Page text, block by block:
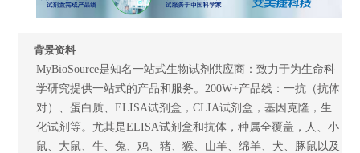
背景资料
MyBioSource是知名一站式生物试剂供应商：致力于为生命科
学研究提供一站式的产品和服务。200W+产品线：一抗（抗体
对）、蛋白质、ELISA试剂盒，CLIA试剂盒，基因克隆，生
化试剂等。尤其是ELISA试剂盒和抗体，种属全覆盖，人、小
鼠、大鼠、牛、兔、鸡、猪、猴、山羊、绵羊、犬、豚鼠以及